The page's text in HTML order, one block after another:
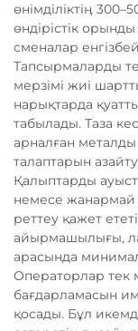
өнімділіктің
өндірістік
сменалар
Тапсырмаларды
мерзімі жиі
нарықтарда
табылады. Таза
арналған
талаптарын
Қалыптарды
немесе жанармай
реттеу қажет
айырмашылығы,
арасында
Операторлар тек
бағдарламасын
қосады. Бұл